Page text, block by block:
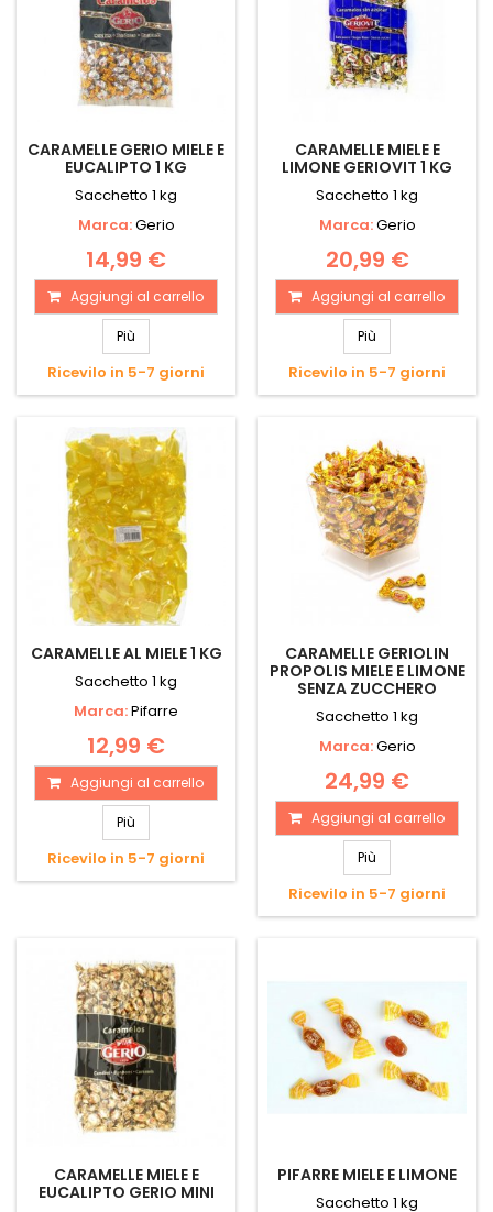
CARAMELLE GERIO MIELE E
EUCALIPTO 1 KG
Sacchetto 1 kg
Marca:Gerio
14,99 €
Aggiungi al carrello
Più
Ricevilo in 5-7 giorni
CARAMELLE MIELE E
LIMONE GERIOVIT 1 KG
Sacchetto 1 kg
Marca:Gerio
20,99 €
Aggiungi al carrello
Più
Ricevilo in 5-7 giorni
CARAMELLE AL MIELE 1 KG
Sacchetto 1 kg
Marca:Pifarre
12,99 €
Aggiungi al carrello
Più
Ricevilo in 5-7 giorni
CARAMELLE GERIOLIN
PROPOLIS MIELE E LIMONE
SENZA ZUCCHERO
Sacchetto 1 kg
Marca:Gerio
24,99 €
Aggiungi al carrello
Più
Ricevilo in 5-7 giorni
CARAMELLE MIELE E
EUCALIPTO GERIO MINI
PIFARRE MIELE E LIMONE
Sacchetto 1 kg